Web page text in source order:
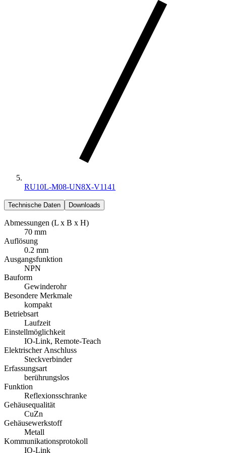
RU10L-M08-UN8X-V1141
Technische Daten Downloads
Abmessungen (L x B x H)
70 mm
Auflösung
0.2 mm
Ausgangsfunktion
NPN
Bauform
Gewinderohr
Besondere Merkmale
kompakt
Betriebsart
Laufzeit
Einstellmöglichkeit
IO-Link, Remote-Teach
Elektrischer Anschluss
Steckverbinder
Erfassungsart
berührungslos
Funktion
Reflexionsschranke
Gehäusequalität
CuZn
Gehäusewerkstoff
Metall
Kommunikationsprotokoll
IO-Link